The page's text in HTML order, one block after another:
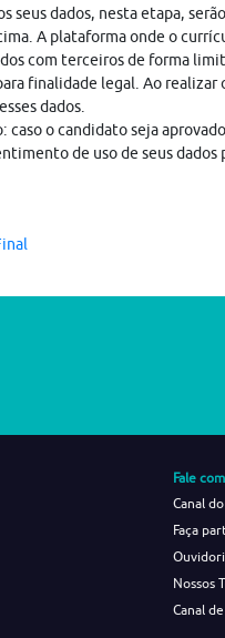
seus dados, nesta etapa,
A plataforma onde o
com terceiros de forma
finalidade legal. Ao realizar
dados.
o candidato seja
de uso de seus
Fale
Canal
Faça
Nossos
Canal